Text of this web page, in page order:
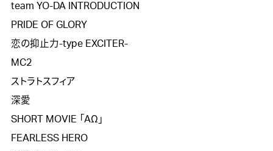
team YO-DA INTRODUCTION
PRIDE OF GLORY
恋の抑止力-type EXCITER-
MC2
ストラトスフィア
深愛
SHORT MOVIE 「AΩ」
FEARLESS HERO